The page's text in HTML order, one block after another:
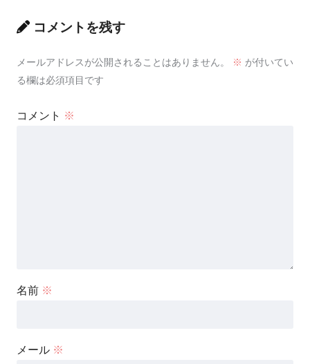
コメントを残す
メールアドレスが公開されることはありません。 ※ が付いてい
る欄は必須項目です
コメント ※
名前 ※
メール ※